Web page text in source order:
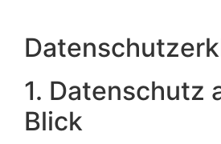
1. Datenschutz
Blick